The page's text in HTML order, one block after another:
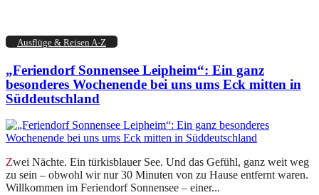
Ausflüge & Reisen A-Z
„Feriendorf Sonnensee Leipheim“: Ein ganz
besonderes Wochenende bei uns ums Eck mitten in
Süddeutschland
Zwei Nächte. Ein türkisblauer See. Und das Gefühl, ganz weit weg
zu sein – obwohl wir nur 30 Minuten von zu Hause entfernt waren.
Willkommen im Feriendorf Sonnensee – einer...